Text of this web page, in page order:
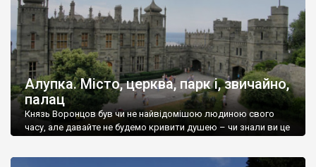
Алупка. Місто, церква, парк і, звичайно,
палац
Князь Воронцов був чи не найвідомішою людиною свого
часу, але давайте не будемо кривити душею – чи знали ви це